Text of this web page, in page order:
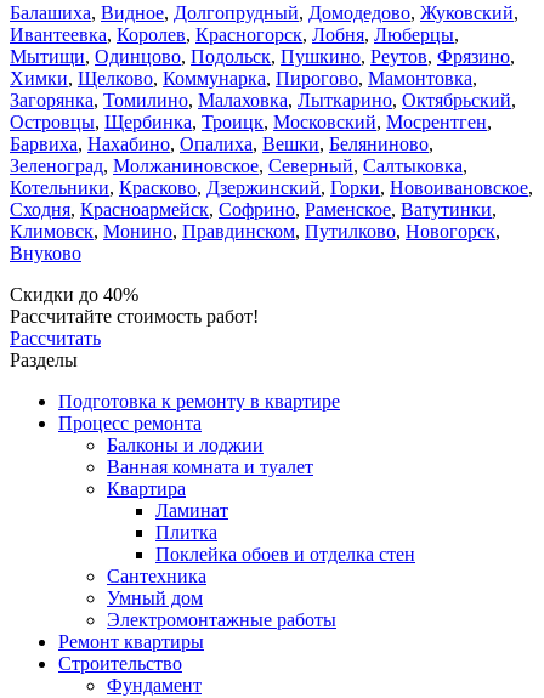
Балашиха, Видное, Долгопрудный, Домодедово, Жуковский,
Ивантеевка, Королев, Красногорск, Лобня, Люберцы,
Мытищи, Одинцово, Подольск, Пушкино, Реутов, Фрязино,
Химки, Щелково, Коммунарка, Пирогово, Мамонтовка,
Загорянка, Томилино, Малаховка, Лыткарино, Октябрьский,
Островцы, Щербинка, Троицк, Московский, Мосрентген,
Барвиха, Нахабино, Опалиха, Вешки, Беляниново,
Зеленоград, Молжаниновское, Северный, Салтыковка,
Котельники, Красково, Дзержинский, Горки, Новоивановское,
Сходня, Красноармейск, Софрино, Раменское, Ватутинки,
Климовск, Монино, Правдинском, Путилково, Новогорск,
Внуково
Скидки до 40%
Рассчитайте стоимость работ!
Рассчитать
Разделы
Подготовка к ремонту в квартире
Процесс ремонта
Балконы и лоджии
Ванная комната и туалет
Квартира
Ламинат
Плитка
Поклейка обоев и отделка стен
Сантехника
Умный дом
Электромонтажные работы
Ремонт квартиры
Строительство
Фундамент